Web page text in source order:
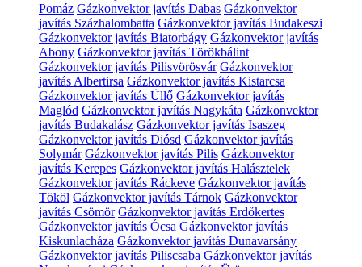
Pomáz Gázkonvektor javítás Dabas Gázkonvektor
javítás Százhalombatta Gázkonvektor javítás Budakeszi
Gázkonvektor javítás Biatorbágy Gázkonvektor javítás
Abony Gázkonvektor javítás Törökbálint
Gázkonvektor javítás Pilisvörösvár Gázkonvektor
javítás Albertirsa Gázkonvektor javítás Kistarcsa
Gázkonvektor javítás Üllő Gázkonvektor javítás
Maglód Gázkonvektor javítás Nagykáta Gázkonvektor
javítás Budakalász Gázkonvektor javítás Isaszeg
Gázkonvektor javítás Diósd Gázkonvektor javítás
Solymár Gázkonvektor javítás Pilis Gázkonvektor
javítás Kerepes Gázkonvektor javítás Halásztelek
Gázkonvektor javítás Ráckeve Gázkonvektor javítás
Tököl Gázkonvektor javítás Tárnok Gázkonvektor
javítás Csömör Gázkonvektor javítás Erdőkertes
Gázkonvektor javítás Ócsa Gázkonvektor javítás
Kiskunlacháza Gázkonvektor javítás Dunavarsány
Gázkonvektor javítás Piliscsaba Gázkonvektor javítás